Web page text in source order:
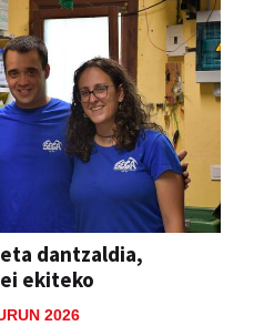
dantzaldia,
ekiteko
2026